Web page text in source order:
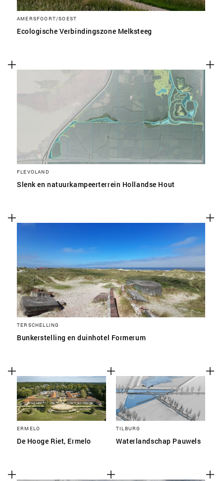
AMERSFOORT/SOEST
Ecologische Verbindingszone Melksteeg
FLEVOLAND
Slenk en natuurkampeerterrein Hollandse Hout
TERSCHELLING
Bunkerstelling en duinhotel Formerum
ERMELO
De Hooge Riet, Ermelo
TILBURG
Waterlandschap Pauwels